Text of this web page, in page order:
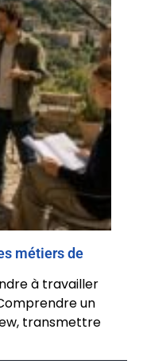
métiers de
à travailler
un
transmettre